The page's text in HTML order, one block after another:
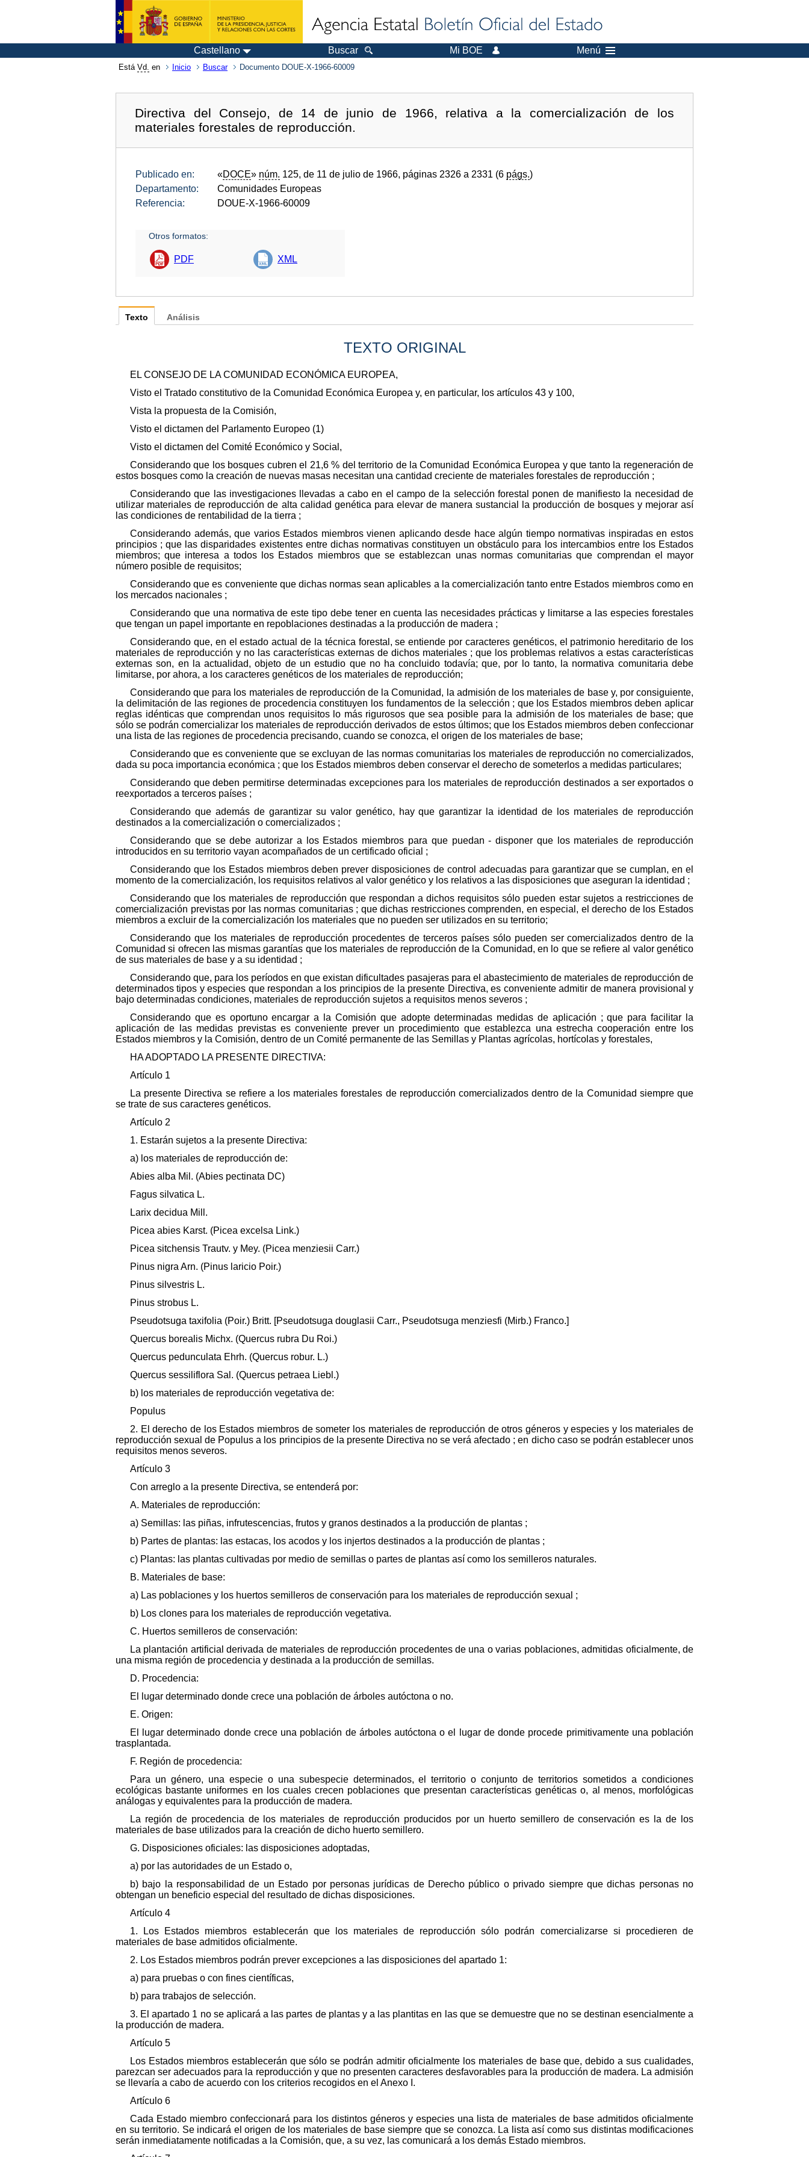
Castellano Buscar Mi BOE Menú
Está Vd. en Inicio Buscar Documento DOUE-X-1966-60009
Directiva del Consejo, de 14 de junio de 1966, relativa a la comercialización de los
materiales forestales de reproducción.
Publicado en: «DOCE» núm. 125, de 11 de julio de 1966, páginas 2326 a 2331 (6 págs.)
Departamento:
Comunidades Europeas
Referencia:
DOUE-X-1966-60009
Otros formatos:
PDF XML
Texto
TEXTO ORIGINAL
EL CONSEJO DE LA COMUNIDAD ECONÓMICA EUROPEA,
Visto el Tratado constitutivo de la Comunidad Económica Europea y, en particular, los artículos 43 y 100,
Vista la propuesta de la Comisión,
Visto el dictamen del Parlamento Europeo (1)
Visto el dictamen del Comité Económico y Social,
Considerando que los bosques cubren el 21,6 % del territorio de la Comunidad Económica Europea y que tanto la regeneración de
estos bosques como la creación de nuevas masas necesitan una cantidad creciente de materiales forestales de reproducción ;
Considerando que las investigaciones llevadas a cabo en el campo de la selección forestal ponen de manifiesto la necesidad de
utilizar materiales de reproducción de alta calidad genética para elevar de manera sustancial la producción de bosques y mejorar así
las condiciones de rentabilidad de la tierra ;
Considerando además, que varios Estados miembros vienen aplicando desde hace algún tiempo normativas inspiradas en estos
principios ; que las disparidades existentes entre dichas normativas constituyen un obstáculo para los intercambios entre los Estados
miembros; que interesa a todos los Estados miembros que se establezcan unas normas comunitarias que comprendan el mayor
número posible de requisitos;
Considerando que es conveniente que dichas normas sean aplicables a la comercialización tanto entre Estados miembros como en
los mercados nacionales ;
Considerando que una normativa de este tipo debe tener en cuenta las necesidades prácticas y limitarse a las especies forestales
que tengan un papel importante en repoblaciones destinadas a la producción de madera ;
Considerando que, en el estado actual de la técnica forestal, se entiende por caracteres genéticos, el patrimonio hereditario de los
materiales de reproducción y no las características externas de dichos materiales ; que los problemas relativos a estas características
externas son, en la actualidad, objeto de un estudio que no ha concluido todavía; que, por lo tanto, la normativa comunitaria debe
limitarse, por ahora, a los caracteres genéticos de los materiales de reproducción;
Considerando que para los materiales de reproducción de la Comunidad, la admisión de los materiales de base y, por consiguiente,
la delimitación de las regiones de procedencia constituyen los fundamentos de la selección ; que los Estados miembros deben aplicar
reglas idénticas que comprendan unos requisitos lo más rigurosos que sea posible para la admisión de los materiales de base; que
sólo se podrán comercializar los materiales de reproducción derivados de estos últimos; que los Estados miembros deben confeccionar
una lista de las regiones de procedencia precisando, cuando se conozca, el origen de los materiales de base;
Considerando que es conveniente que se excluyan de las normas comunitarias los materiales de reproducción no comercializados,
dada su poca importancia económica ; que los Estados miembros deben conservar el derecho de someterlos a medidas particulares;
Considerando que deben permitirse determinadas excepciones para los materiales de reproducción destinados a ser exportados o
reexportados a terceros países ;
Considerando que además de garantizar su valor genético, hay que garantizar la identidad de los materiales de reproducción
destinados a la comercialización o comercializados ;
Considerando que se debe autorizar a los Estados miembros para que puedan - disponer que los materiales de reproducción
introducidos en su territorio vayan acompañados de un certificado oficial ;
Considerando que los Estados miembros deben prever disposiciones de control adecuadas para garantizar que se cumplan, en el
momento de la comercialización, los requisitos relativos al valor genético y los relativos a las disposiciones que aseguran la identidad ;
Considerando que los materiales de reproducción que respondan a dichos requisitos sólo pueden estar sujetos a restricciones de
comercialización previstas por las normas comunitarias ; que dichas restricciones comprenden, en especial, el derecho de los Estados
miembros a excluir de la comercialización los materiales que no pueden ser utilizados en su territorio;
Considerando que los materiales de reproducción procedentes de terceros países sólo pueden ser comercializados dentro de la
Comunidad si ofrecen las mismas garantías que los materiales de reproducción de la Comunidad, en lo que se refiere al valor genético
de sus materiales de base y a su identidad ;
Considerando que, para los períodos en que existan dificultades pasajeras para el abastecimiento de materiales de reproducción de
determinados tipos y especies que respondan a los principios de la presente Directiva, es conveniente admitir de manera provisional y
bajo determinadas condiciones, materiales de reproducción sujetos a requisitos menos severos ;
Considerando que es oportuno encargar a la Comisión que adopte determinadas medidas de aplicación ; que para facilitar la
aplicación de las medidas previstas es conveniente prever un procedimiento que establezca una estrecha cooperación entre los
Estados miembros y la Comisión, dentro de un Comité permanente de las Semillas y Plantas agrícolas, hortícolas y forestales,
HA ADOPTADO LA PRESENTE DIRECTIVA:
Artículo 1
La presente Directiva se refiere a los materiales forestales de reproducción comercializados dentro de la Comunidad siempre que
se trate de sus caracteres genéticos.
Artículo 2
1. Estarán sujetos a la presente Directiva:
a) los materiales de reproducción de:
Abies alba Mil. (Abies pectinata DC)
Fagus silvatica L.
Larix decidua Mill.
Picea abies Karst. (Picea excelsa Link.)
Picea sitchensis Trautv. y Mey. (Picea menziesii Carr.)
Pinus nigra Arn. (Pinus laricio Poir.)
Pinus silvestris L.
Pinus strobus L.
Pseudotsuga taxifolia (Poir.) Britt. [Pseudotsuga douglasii Carr., Pseudotsuga menziesfi (Mirb.) Franco.]
Quercus borealis Michx. (Quercus rubra Du Roi.)
Quercus pedunculata Ehrh. (Quercus robur. L.)
Quercus sessiliflora Sal. (Quercus petraea Liebl.)
b) los materiales de reproducción vegetativa de:
Populus
2. El derecho de los Estados miembros de someter los materiales de reproducción de otros géneros y especies y los materiales de
reproducción sexual de Populus a los principios de la presente Directiva no se verá afectado ; en dicho caso se podrán establecer unos
requisitos menos severos.
Artículo 3
Con arreglo a la presente Directiva, se entenderá por:
A. Materiales de reproducción:
a) Semillas: las piñas, infrutescencias, frutos y granos destinados a la producción de plantas ;
b) Partes de plantas: las estacas, los acodos y los injertos destinados a la producción de plantas ;
c) Plantas: las plantas cultivadas por medio de semillas o partes de plantas así como los semilleros naturales.
B. Materiales de base:
a) Las poblaciones y los huertos semilleros de conservación para los materiales de reproducción sexual ;
b) Los clones para los materiales de reproducción vegetativa.
C. Huertos semilleros de conservación:
La plantación artificial derivada de materiales de reproducción procedentes de una o varias poblaciones, admitidas oficialmente, de
una misma región de procedencia y destinada a la producción de semillas.
D. Procedencia:
El lugar determinado donde crece una población de árboles autóctona o no.
E. Origen:
El lugar determinado donde crece una población de árboles autóctona o el lugar de donde procede primitivamente una población
trasplantada.
F. Región de procedencia:
Para un género, una especie o una subespecie determinados, el territorio o conjunto de territorios sometidos a condiciones
ecológicas bastante uniformes en los cuales crecen poblaciones que presentan características genéticas o, al menos, morfológicas
análogas y equivalentes para la producción de madera.
La región de procedencia de los materiales de reproducción producidos por un huerto semillero de conservación es la de los
materiales de base utilizados para la creación de dicho huerto semillero.
G. Disposiciones oficiales: las disposiciones adoptadas,
a) por las autoridades de un Estado o,
b) bajo la responsabilidad de un Estado por personas jurídicas de Derecho público o privado siempre que dichas personas no
obtengan un beneficio especial del resultado de dichas disposiciones.
Artículo 4
1. Los Estados miembros establecerán que los materiales de reproducción sólo podrán comercializarse si procedieren de
materiales de base admitidos oficialmente.
2. Los Estados miembros podrán prever excepciones a las disposiciones del apartado 1:
a) para pruebas o con fines científicas,
b) para trabajos de selección.
3. El apartado 1 no se aplicará a las partes de plantas y a las plantitas en las que se demuestre que no se destinan esencialmente a
la producción de madera.
Artículo 5
Los Estados miembros establecerán que sólo se podrán admitir oficialmente los materiales de base que, debido a sus cualidades,
parezcan ser adecuados para la reproducción y que no presenten caracteres desfavorables para la producción de madera. La admisión
se llevaría a cabo de acuerdo con los criterios recogidos en el Anexo I.
Artículo 6
Cada Estado miembro confeccionará para los distintos géneros y especies una lista de materiales de base admitidos oficialmente
en su territorio. Se indicará el origen de los materiales de base siempre que se conozca. La lista así como sus distintas modificaciones
serán inmediatamente notificadas a la Comisión, que, a su vez, las comunicará a los demás Estado miembros.
Análisis